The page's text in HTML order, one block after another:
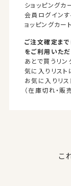
ショッピングカ
会員ログインす
ョッピングカー
ご注文確定ま
をご利用いただ
あとで買うリン
気に入りリスト
お気に入りリ
（在庫切れ・販
こ